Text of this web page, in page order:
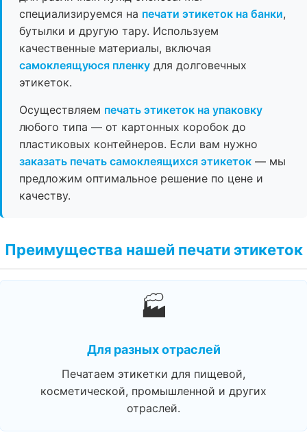
специализируемся на печати этикеток на банки,
бутылки и другую тару. Используем
качественные материалы, включая
самоклеящуюся пленку для долговечных
этикеток.
Осуществляем печать этикеток на упаковку
любого типа — от картонных коробок до
пластиковых контейнеров. Если вам нужно
заказать печать самоклеящихся этикеток — мы
предложим оптимальное решение по цене и
качеству.
Преимущества нашей печати этикеток
🏭
Для разных отраслей
Печатаем этикетки для пищевой,
косметической, промышленной и других
отраслей.